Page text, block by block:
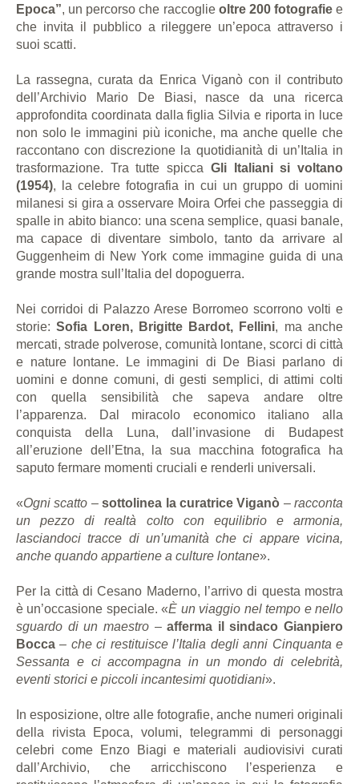
Epoca”, un percorso che raccoglie oltre 200 fotografiee
che invita il pubblico a rileggere un’epoca attraverso i
suoi scatti.
La rassegna, curata da Enrica Viganò con il contributo
dell’Archivio Mario De Biasi, nasce da una ricerca
approfondita coordinata dalla figlia Silvia e riporta in luce
non solo le immagini più iconiche, ma anche quelle che
raccontano con discrezione la quotidianità di un’Italia in
trasformazione. Tra tutte spicca Gli Italiani si voltano
(1954), la celebre fotografia in cui un gruppo di uomini
milanesi si gira a osservare Moira Orfei che passeggia di
spalle in abito bianco: una scena semplice, quasi banale,
ma capace di diventare simbolo, tanto da arrivare al
Guggenheim di New York come immagine guida di una
grande mostra sull’Italia del dopoguerra.
Nei corridoi di Palazzo Arese Borromeo scorrono volti e
storie:Sofia Loren, Brigitte Bardot, Fellini, ma anche
mercati, strade polverose, comunità lontane, scorci di città
e nature lontane. Le immagini di De Biasi parlano di
uomini e donne comuni, di gesti semplici, di attimi colti
con quella sensibilità che sapeva andare oltre
l’apparenza. Dal miracolo economico italiano alla
conquista della Luna, dall’invasione di Budapest
all’eruzione dell’Etna, la sua macchina fotografica ha
saputo fermare momenti cruciali e renderli universali.
«Ogni scatto –sottolinea la curatrice Viganò – racconta
un pezzo di realtà colto con equilibrio e armonia,
lasciandoci tracce di un’umanità che ci appare vicina,
anche quando appartiene a culture lontane».
Per la città di Cesano Maderno, l’arrivo di questa mostra
è un’occasione speciale. «È un viaggio nel tempo e nello
sguardo di un maestro–afferma il sindaco Gianpiero
Bocca – che ci restituisce l’Italia degli anni Cinquanta e
Sessanta e ci accompagna in un mondo di celebrità,
eventi storici e piccoli incantesimi quotidiani».
In esposizione, oltre alle fotografie, anche numeri originali
della rivista Epoca, volumi, telegrammi di personaggi
celebri come Enzo Biagi e materiali audiovisivi curati
dall’Archivio, che arricchiscono l’esperienza e